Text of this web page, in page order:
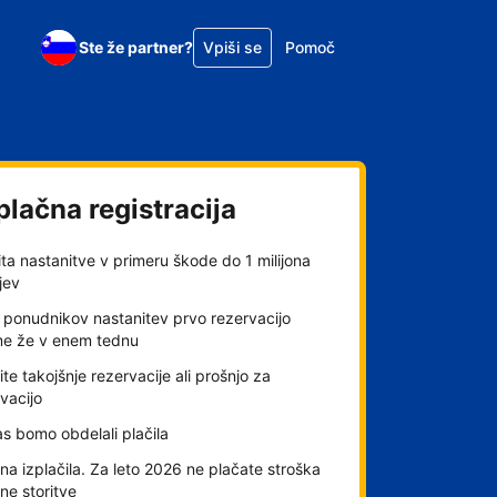
Ste že partner? Vpiši se Pomoč
registracija
nastanitve v primeru škode do 1 milijona
ponudnikov nastanitev prvo rezervacijo
že v enem tednu
takojšnje rezervacije ali prošnjo za
bomo obdelali plačila
izplačila. Za leto 2026 ne plačate stroška
storitve